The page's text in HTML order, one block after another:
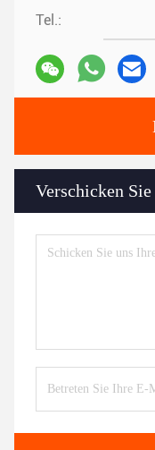
Tel.:
Verschicken Sie